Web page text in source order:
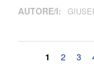
AUTORE/I:
Pagine
1 2 3